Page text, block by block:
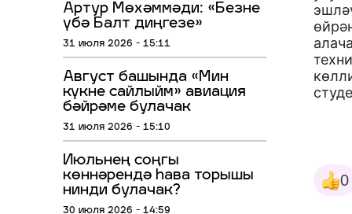
Артур Мөхәммәди: «Безне
үбә Балт диңгезе»
31 июля 2026 - 15:11
Август башында «Мин
күкне сайлыйм» авиация
бәйрәме булачак
31 июля 2026 - 15:10
Июльнең соңгы
көннәрендә һава торышы
нинди булачак?
30 июля 2026 - 14:59
0